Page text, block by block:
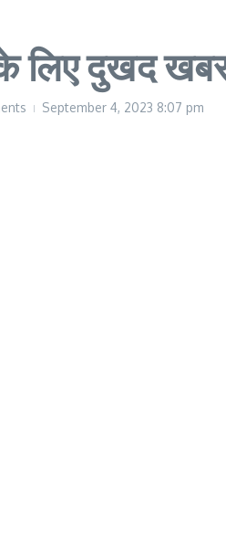
लिए दुखद
September 4, 2023 8:07 pm